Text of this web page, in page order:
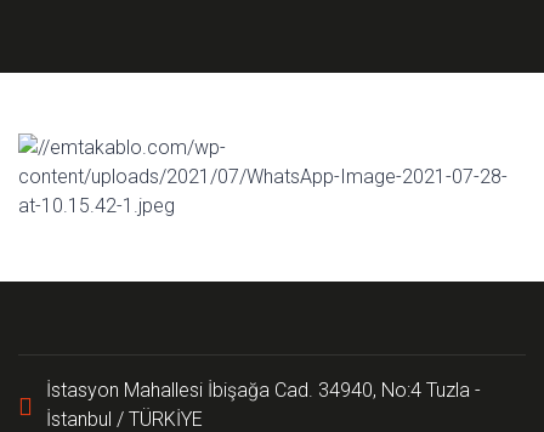
İstasyon Mahallesi İbişağa Cad. 34940, No:4 Tuzla -
İstanbul / TÜRKİYE